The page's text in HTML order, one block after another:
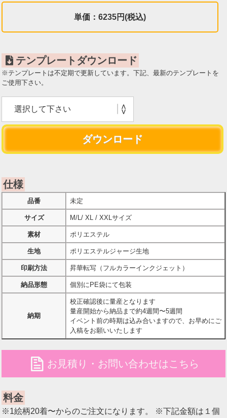
単価：6235円(税込)
テンプレートダウンロード
※テンプレートは不定期で更新しています。下記、最新のテンプレートを
ご使用下さい。
仕様
品番 未定
サイズ M/L/ XL / XXLサイズ
素材 ポリエステル
生地 ポリエステルジャージ生地
印刷方法 昇華転写（フルカラーインクジェット）
納品形態 個別にPE袋にて包装
納期
校正確認後に量産となります
量産開始から納品まで約4週間〜5週間
イベント前の時期は込み合いますので、お早めにご
入稿をお願いいたします
file お見積り・お問い合わせはこちら
料金
※1絵柄20着〜からのご注文になります。 ※下記金額は１個